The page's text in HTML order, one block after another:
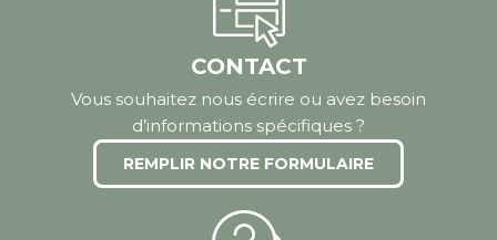
CONTACT
Vous souhaitez nous écrire ou avez besoin
d’informations spécifiques ?
REMPLIR NOTRE FORMULAIRE